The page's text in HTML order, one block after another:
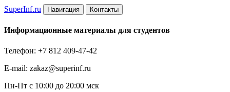
SuperInf.ru Навигация Контакты
Информационные материалы для студентов
Телефон: +7 812 409-47-42
E-mail: zakaz@superinf.ru
Пн-Пт с 10:00 до 20:00 мск